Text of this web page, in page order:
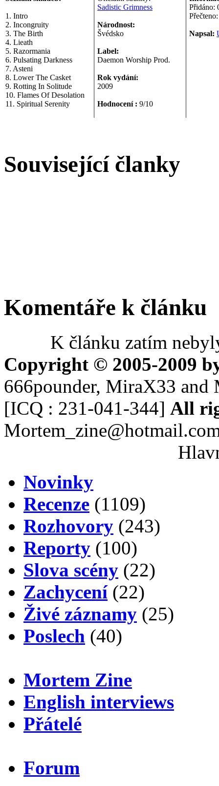
1. Intro
2. Incongruity
3. The Birth
4. Lieath
5. Razormania
6. Pulsating Darkness
7. Asteni
8. Lower The Casket
9. Rotting In Solitude
10. Flames Of Desolation
11. Spiritual Serenity
Sadistic Grimness
Národnost:
Švédsko
Label:
Daemon Worship Prod.
Rok vydání:
2009
Hodnocení : 9/10
Přidáno:
Napsal:
Související članky
Komentáře k článku
K článku zatím
Copyright © 2005-2009
666pounder, MiraX33
[ICQ : 231-041-344] All
Novinky
Recenze (1109)
Rozhovory (243)
Reporty (100)
Slova scény (22)
Zachycení (22)
Živé záznamy (25)
Poslech (40)
Mortem Zine
English interviews
Přátelé
Forum